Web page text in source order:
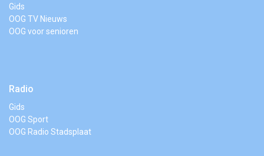
Gids
OOG TV Nieuws
OOG voor senioren
Radio
Gids
OOG Sport
OOG Radio Stadsplaat